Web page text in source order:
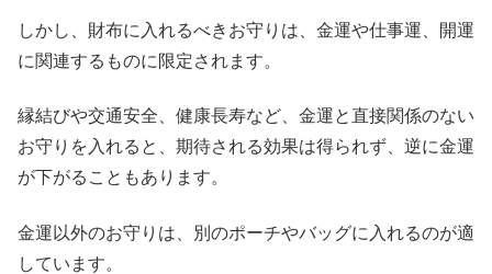
しかし、財布に入れるべきお守りは、金運や仕事運、開運
に関連するものに限定されます。
縁結びや交通安全、健康長寿など、金運と直接関係のない
お守りを入れると、期待される効果は得られず、逆に金運
が下がることもあります。
金運以外のお守りは、別のポーチやバッグに入れるのが適
しています。